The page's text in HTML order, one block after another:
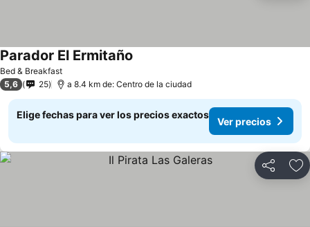
Bed & Breakfast
Parador El Ermitaño
5,6 25 a 8.4 km de: Centro de la ciudad
Elige fechas para ver los precios exactos
Ver precios
Compartir